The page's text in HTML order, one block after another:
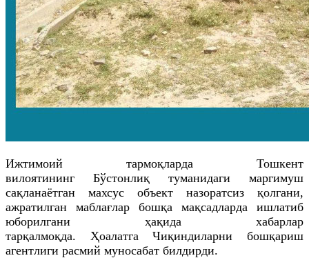
Ижтимоий тармоқларда Тошкент
вилоятининг Бўстонлиқ туманидаги маргимуш
сақланаётган махсус объект назоратсиз қолгани,
ажратилган маблағлар бошқа мақсадларда ишлатиб
юборилгани ҳақида хабарлар
тарқалмоқда. Ҳоалатга Чиқиндиларни бошқариш
агентлиги расмий муносабат билдирди.